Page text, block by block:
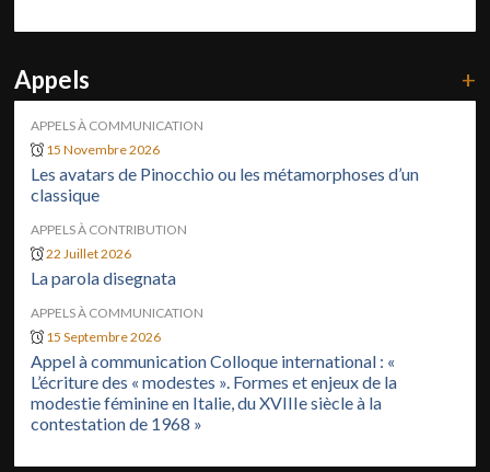
Appels +
APPELS À COMMUNICATION
15 Novembre 2026
Les avatars de Pinocchio ou les métamorphoses d’un
classique
APPELS À CONTRIBUTION
22 Juillet 2026
La parola disegnata
APPELS À COMMUNICATION
15 Septembre 2026
Appel à communication Colloque international : «
L’écriture des « modestes ». Formes et enjeux de la
modestie féminine en Italie, du XVIIIe siècle à la
contestation de 1968 »